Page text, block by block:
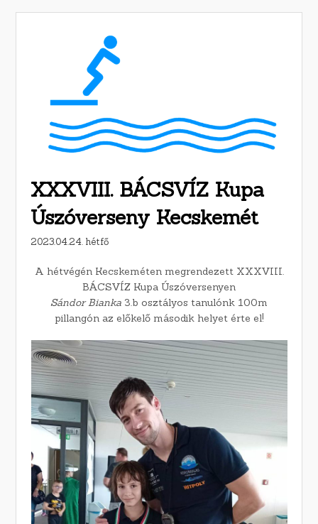
XXXVIII. BÁCSVÍZ Kupa
Úszóverseny Kecskemét
2023.04.24. hétfő
A hétvégén Kecskeméten megrendezett XXXVIII.
BÁCSVÍZ Kupa Úszóversenyen
Sándor Bianka 3.b osztályos tanulónk 100m
pillangón az előkelő második helyet érte el!